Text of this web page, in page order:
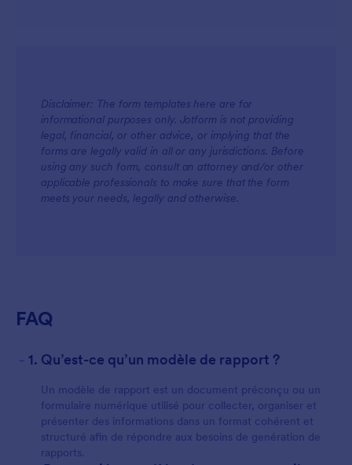
Disclaimer: The form templates here are for
informational purposes only. Jotform is not providing
legal, financial, or other advice, or implying that the
forms are legally valid in all or any jurisdictions. Before
using any such form, consult an attorney and/or other
applicable professionals to make sure that the form
meets your needs, legally and otherwise.
FAQ
- 1. Qu’est-ce qu’un modèle de rapport ?
Un modèle de rapport est un document préconçu ou un
formulaire numérique utilisé pour collecter, organiser et
présenter des informations dans un format cohérent et
structuré afin de répondre aux besoins de genération de
rapports.